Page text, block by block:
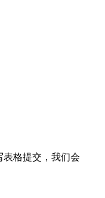
格提交，我们会